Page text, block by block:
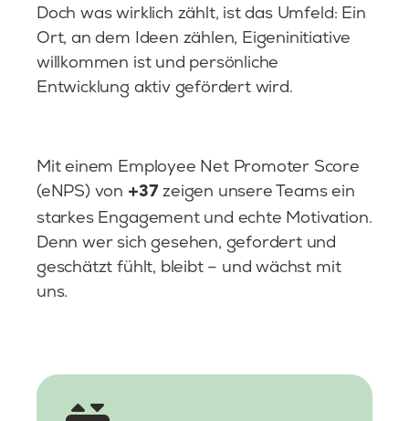
Doch was wirklich zählt, ist das Umfeld: Ein
Ort, an dem Ideen zählen, Eigeninitiative
willkommen ist und persönliche
Entwicklung aktiv gefördert wird.
Mit einem Employee Net Promoter Score
(eNPS) von +37 zeigen unsere Teams ein
starkes Engagement und echte Motivation.
Denn wer sich gesehen, gefordert und
geschätzt fühlt, bleibt – und wächst mit
uns.